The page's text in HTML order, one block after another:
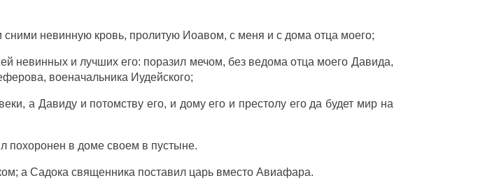
сними невинную кровь, пролитую Иоавом, с меня и с дома отца моего;
невинныхи лучших его: поразил мечом, без ведома отца моего Давида,
, военачальника Иудейского;
веки, а Давидуи потомству его, и домуего и престолуего да будет мир на
похоронен в домесвоем в пустыне.
; а Садока священника поставил царьвместо Авиафара.